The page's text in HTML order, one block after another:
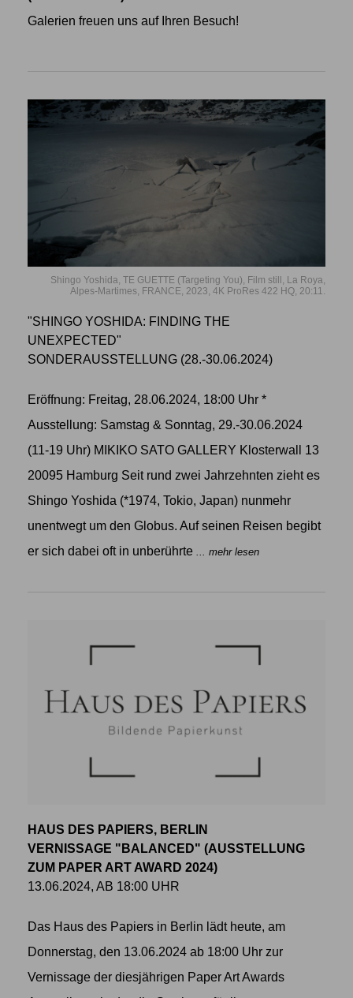
Galerien freuen uns auf Ihren Besuch!
Shingo Yoshida, TE GUETTE (Targeting You), Film still, La Roya,
Alpes-Martimes, FRANCE, 2023, 4K ProRes 422 HQ, 20:11.
"SHINGO YOSHIDA: FINDING THE
UNEXPECTED"
SONDERAUSSTELLUNG (28.-30.06.2024)
Eröffnung: Freitag, 28.06.2024, 18:00 Uhr *
Ausstellung: Samstag & Sonntag, 29.-30.06.2024
(11-19 Uhr) MIKIKO SATO GALLERY Klosterwall 13
20095 Hamburg Seit rund zwei Jahrzehnten zieht es
Shingo Yoshida (*1974, Tokio, Japan) nunmehr
unentwegt um den Globus. Auf seinen Reisen begibt
er sich dabei oft in unberührte ... mehr lesen
HAUS DES PAPIERS, BERLIN
VERNISSAGE "BALANCED" (AUSSTELLUNG
ZUM PAPER ART AWARD 2024)
13.06.2024, AB 18:00 UHR
Das Haus des Papiers in Berlin lädt heute, am
Donnerstag, den 13.06.2024 ab 18:00 Uhr zur
Vernissage der diesjährigen Paper Art Awards